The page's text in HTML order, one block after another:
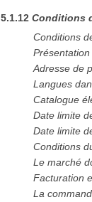
5.1.12Conditions
Conditions
Adresse de
Langues
Catalogue
Date limite
Date limite
Conditions
Le marché
Facturation
La